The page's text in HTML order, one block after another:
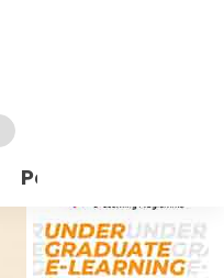
Pedoman Media